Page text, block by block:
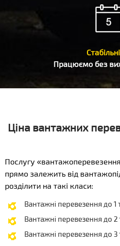
Працюємо без
Ціна вантажних
Послугу
прямо залежить від
розділити на такі класи:
Вантажні перевезення до 1
Вантажні перевезення до 2
Вантажні перевезення до 3